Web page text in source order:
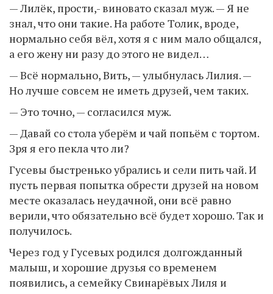
— Лилёк, прости,- виновато сказал муж. — Я не
знал, что они такие. На работе Толик, вроде,
нормально себя вёл, хотя я с ним мало общался,
а его жену ни разу до этого не видел…
— Всё нормально, Вить, — улыбнулась Лилия. —
Но лучше совсем не иметь друзей, чем таких.
— Это точно, — согласился муж.
— Давай со стола уберём и чай попьём с тортом.
Зря я его пекла что ли?
Гусевы быстренько убрались и сели пить чай. И
пусть первая попытка обрести друзей на новом
месте оказалась неудачной, они всё равно
верили, что обязательно всё будет хорошо. Так и
получилось.
Через год у Гусевых родился долгожданный
малыш, и хорошие друзья со временем
появились, а семейку Свинарёвых Лиля и